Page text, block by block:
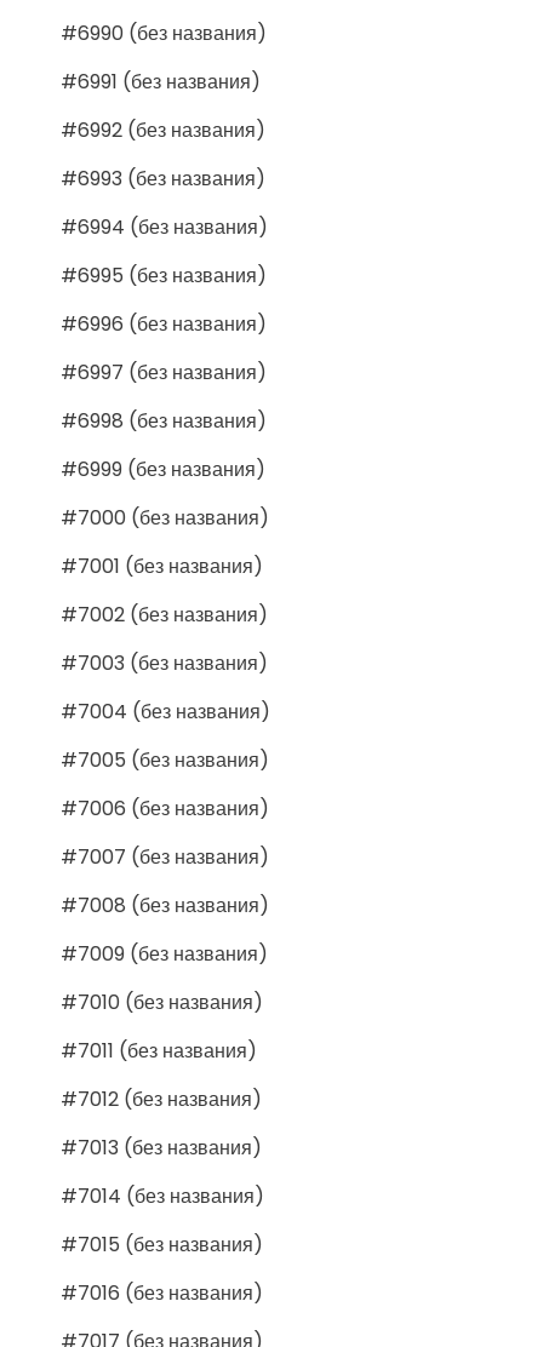
#6990 (без названия)
#6991 (без названия)
#6992 (без названия)
#6993 (без названия)
#6994 (без названия)
#6995 (без названия)
#6996 (без названия)
#6997 (без названия)
#6998 (без названия)
#6999 (без названия)
#7000 (без названия)
#7001 (без названия)
#7002 (без названия)
#7003 (без названия)
#7004 (без названия)
#7005 (без названия)
#7006 (без названия)
#7007 (без названия)
#7008 (без названия)
#7009 (без названия)
#7010 (без названия)
#7011 (без названия)
#7012 (без названия)
#7013 (без названия)
#7014 (без названия)
#7015 (без названия)
#7016 (без названия)
#7017 (без названия)